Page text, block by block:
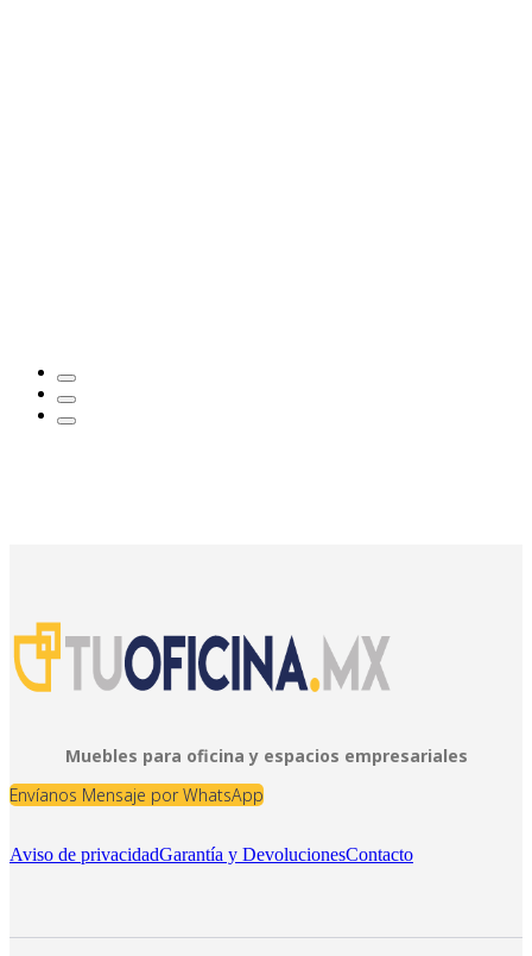
Muebles para oficina y espacios empresariales
Envíanos Mensaje por WhatsApp
Aviso de privacidadGarantía y DevolucionesContacto